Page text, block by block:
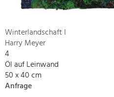
Winterlandschaft I
Harry Meyer
4
Öl auf Leinwand
50 x 40 cm
Anfrage